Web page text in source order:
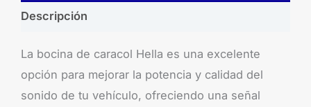
Descripción
La bocina de caracol Hella es una excelente
opción para mejorar la potencia y calidad del
sonido de tu vehículo, ofreciendo una señal